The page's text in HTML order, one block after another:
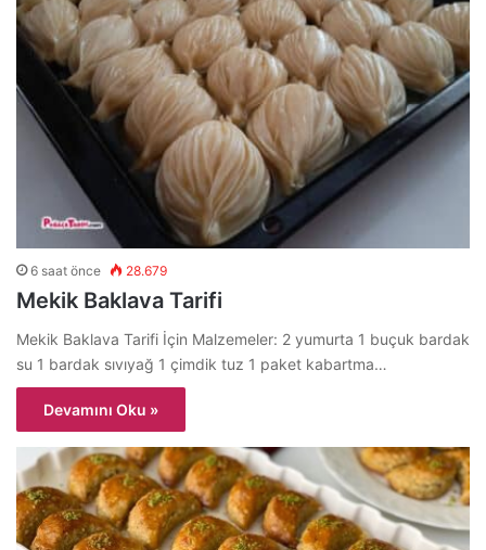
6 saat önce 28.679
Mekik Baklava Tarifi
Mekik Baklava Tarifi İçin Malzemeler: 2 yumurta 1 buçuk bardak
su 1 bardak sıvıyağ 1 çimdik tuz 1 paket kabartma…
Devamını Oku »